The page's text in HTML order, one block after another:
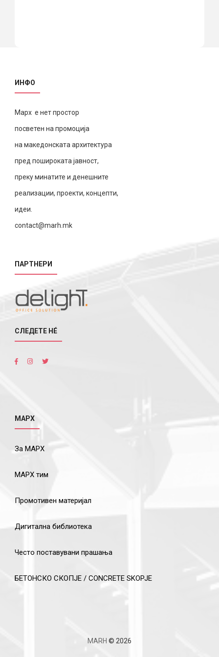
ИНФО
Марх е нет простор
посветен на промоција
на македонската архитектура
пред пошироката јавност,
преку минатите и денешните
реализации, проекти, концепти,
идеи.
contact@marh.mk
ПАРТНЕРИ
СЛЕДЕТЕ НÉ
МАРХ
За МАРХ
МАРХ тим
Промотивен материјал
Дигитална библиотека
Често поставувани прашања
БЕТОНСКО СКОПЈЕ / CONCRETE SKOPJE
MARH © 2026